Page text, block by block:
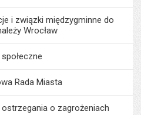
i związki międzygminne do
Wrocław
Rada Miasta
o zagrożeniach